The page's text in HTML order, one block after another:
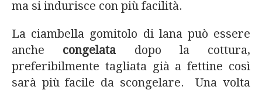
ma si indurisce con più facilità.
La ciambella gomitolo di lana può essere
anche congelata dopo la cottura,
preferibilmente tagliata già a fettine così
sarà più facile da scongelare. Una volta